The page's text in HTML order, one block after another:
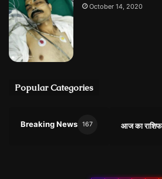
October 14, 2020
Popular Categories
Breaking News 167 आज का